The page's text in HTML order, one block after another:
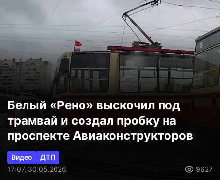
Белый «Рено» выскочил под
трамвай и создал пробку на
проспекте Авиаконструкторов
Видео
ДТП
17:07, 30.05.2026
9627